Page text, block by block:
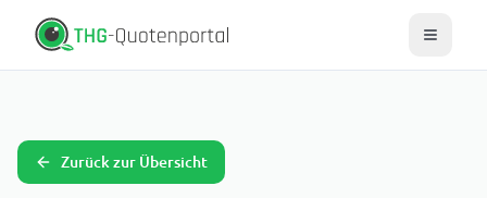
Zurück zur Übersicht